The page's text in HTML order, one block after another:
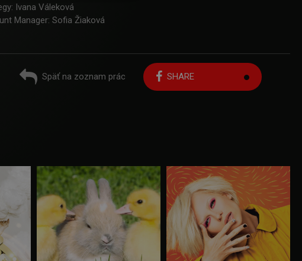
Ivana Váleková
Manager: Sofia Žiaková
Späť na zoznam prác SHARE